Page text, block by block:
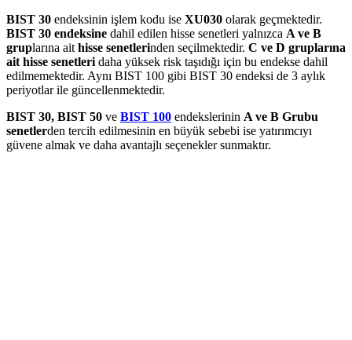
BIST 30 endeksinin işlem kodu ise XU030 olarak geçmektedir.
BIST 30 endeksine dahil edilen hisse senetleri yalnızca A ve B
gruplarına ait hisse senetlerinden seçilmektedir. C ve D gruplarına
ait hisse senetleri daha yüksek risk taşıdığı için bu endekse dahil
edilmemektedir. Aynı BIST 100 gibi BIST 30 endeksi de 3 aylık
periyotlar ile güncellenmektedir.
BIST 30, BIST 50 ve BIST 100 endekslerinin A ve B Grubu
senetlerden tercih edilmesinin en büyük sebebi ise yatırımcıyı
güvene almak ve daha avantajlı seçenekler sunmaktır.